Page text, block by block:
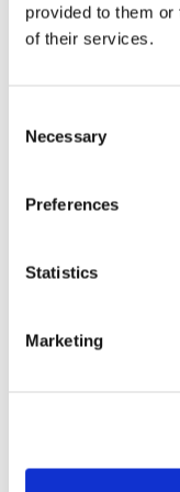
provided to them
of their services.
Selection
Necessary
Preferences
Statistics
Marketing
Paraplu: Women,
Dresden, SKD